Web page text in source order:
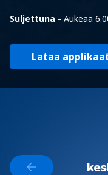
Suljettuna - Aukeaa
Lataa